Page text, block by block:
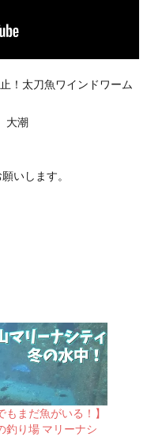
！太刀魚ワインドワーム
大潮
いします。
もまだ魚がいる！】
釣り場 マリーナシ